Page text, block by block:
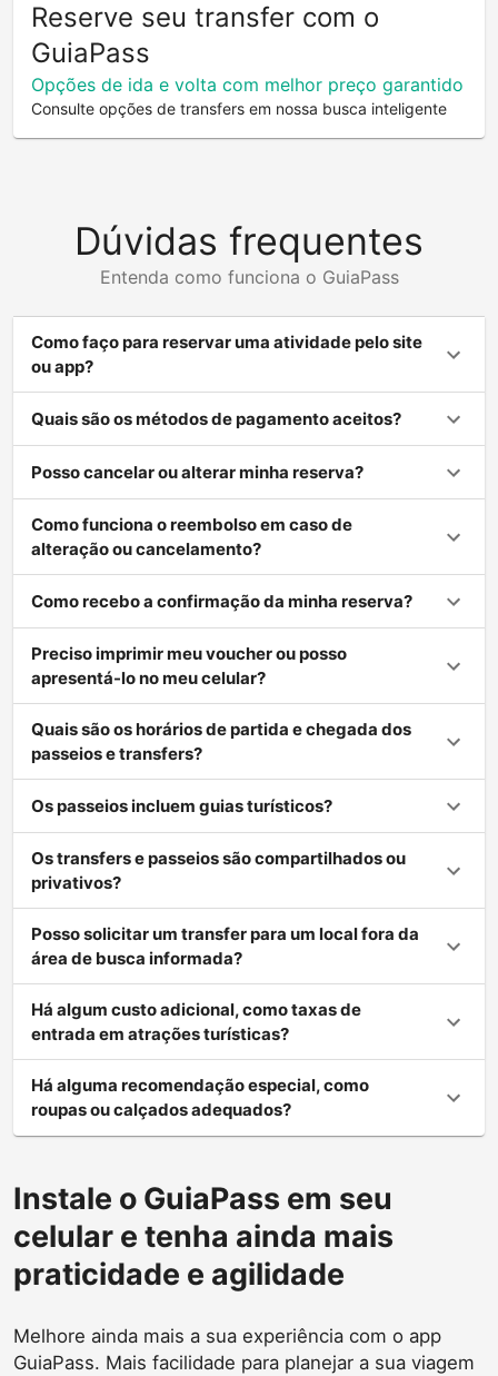
Reserve seu transfer com o
GuiaPass
Opções de ida e volta com melhor preço garantido
Consulte opções de transfers em nossa busca inteligente
Dúvidas frequentes
Entenda como funciona o GuiaPass
Como faço para reservar uma atividade pelo site
ou app?
Quais são os métodos de pagamento aceitos?
Posso cancelar ou alterar minha reserva?
Como funciona o reembolso em caso de
alteração ou cancelamento?
Como recebo a confirmação da minha reserva?
Preciso imprimir meu voucher ou posso
apresentá-lo no meu celular?
Quais são os horários de partida e chegada dos
passeios e transfers?
Os passeios incluem guias turísticos?
Os transfers e passeios são compartilhados ou
privativos?
Posso solicitar um transfer para um local fora da
área de busca informada?
Há algum custo adicional, como taxas de
entrada em atrações turísticas?
Há alguma recomendação especial, como
roupas ou calçados adequados?
Instale o GuiaPass em seu
celular e tenha ainda mais
praticidade e agilidade
Melhore ainda mais a sua experiência com o app
GuiaPass. Mais facilidade para planejar a sua viagem